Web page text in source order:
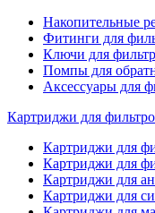
Накопительные
Фитинги для
Ключи для
Помпы для
Аксессуары для
Картриджи для
Картриджи для
Картриджи для
Картриджи для
Картриджи для